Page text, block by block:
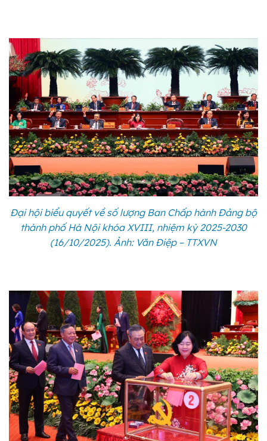
Đại hội biểu quyết về số lượng Ban Chấp hành Đảng bộ
thành phố Hà Nội khóa XVIII, nhiệm kỳ 2025-2030
(16/10/2025). Ảnh: Văn Điệp – TTXVN